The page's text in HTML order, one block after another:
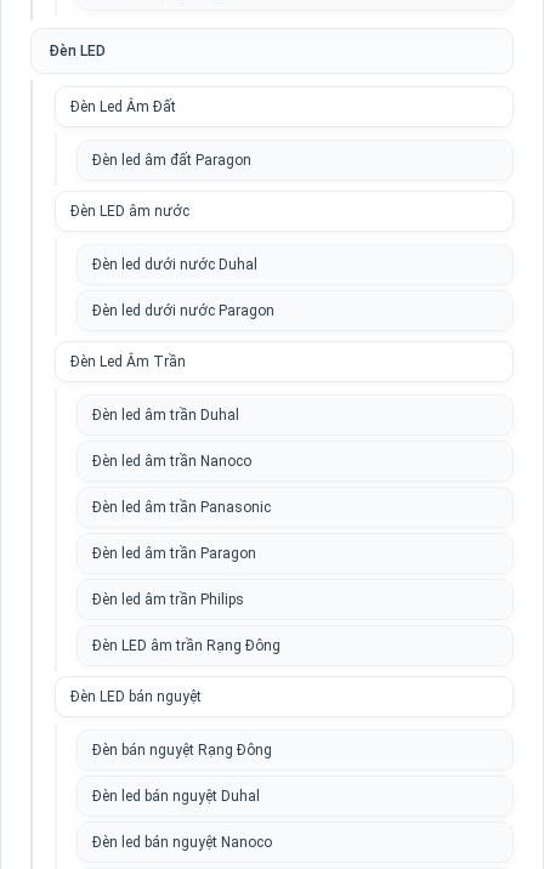
Đèn LED
Đèn Led Âm Đất
Đèn led âm đất Paragon
Đèn LED âm nước
Đèn led dưới nước Duhal
Đèn led dưới nước Paragon
Đèn Led Âm Trần
Đèn led âm trần Duhal
Đèn led âm trần Nanoco
Đèn led âm trần Panasonic
Đèn led âm trần Paragon
Đèn led âm trần Philips
Đèn LED âm trần Rạng Đông
Đèn LED bán nguyệt
Đèn bán nguyệt Rạng Đông
Đèn led bán nguyệt Duhal
Đèn led bán nguyệt Nanoco